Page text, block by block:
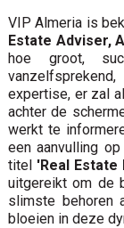
VIP Almeria is
Estate Adviser,
hoe groot,
expertise, er zal
achter de
werkt te
een aanvulling
titel 'Real
uitgereikt om de
slimste behoren
bloeien in deze